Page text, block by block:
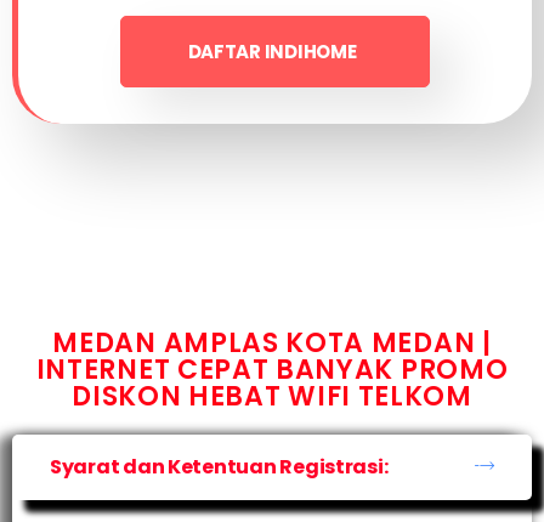
DAFTAR INDIHOME
MEDAN AMPLAS KOTA MEDAN |
INTERNET CEPAT BANYAK PROMO
DISKON HEBAT WIFI TELKOM
Syarat dan Ketentuan Registrasi: